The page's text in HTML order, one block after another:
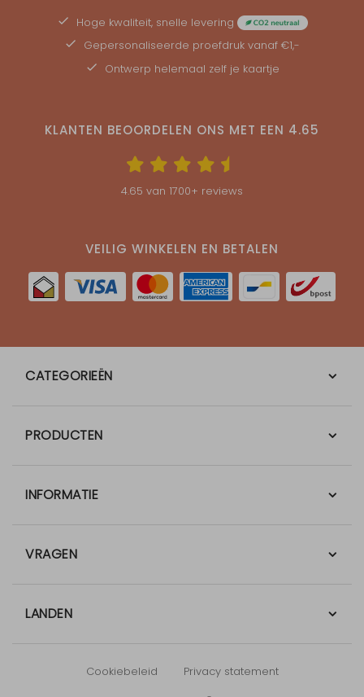
Hoge kwaliteit, snelle levering
Gepersonaliseerde proefdruk vanaf €1,-
Ontwerp helemaal zelf je kaartje
KLANTEN BEOORDELEN ONS MET EEN 4.65
4.65 van 1700+ reviews
VEILIG WINKELEN EN BETALEN
CATEGORIEËN
PRODUCTEN
INFORMATIE
VRAGEN
LANDEN
Cookiebeleid
Privacy statement